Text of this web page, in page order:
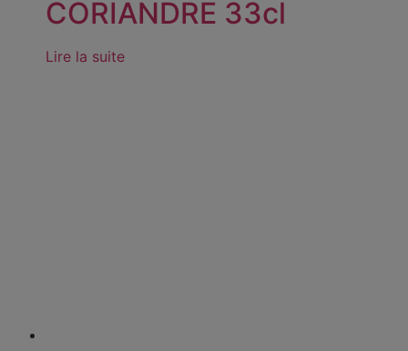
CORIANDRE 33cl
Lire la suite